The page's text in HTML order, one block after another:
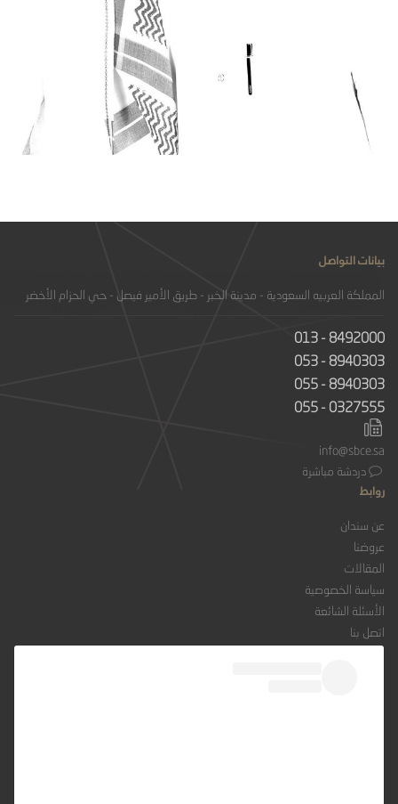
بيانات التواصل
المملكة العربيه السعودية - مدينة الخبر - طريق الأمير فيصل - حي الحزام الأخضر
013 - 8492000
053 - 8940303
055 - 8940303
055 - 0327555
info@sbce.sa
دردشة مباشرة
روابط
عن سندان
عروضنا
المقالات
سياسة الخصوصية
الأسئلة الشائعة
اتصل بنا